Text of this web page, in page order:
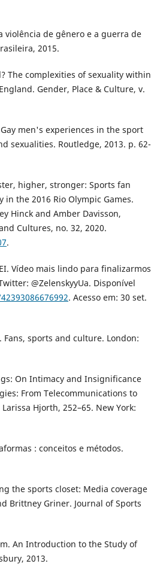
violência de gênero e a guerra de
2015.
The complexities of sexuality within
Gender, Place & Culture, v.
men's experiences in the sport
sexualities. Routledge, 2013. p. 62-
higher, stronger: Sports fan
the 2016 Rio Olympic Games.
Hinck and Amber Davisson,
Cultures, no. 32, 2020.
.
Vídeo mais lindo para finalizarmos
@ZelenskyyUa. Disponível
. Acesso em: 30 set.
Fans, sports and culture. London:
On Intimacy and Insignificance
From Telecommunications to
Hjorth, 252–65. New York:
: conceitos e métodos.
the sports closet: Media coverage
Brittney Griner. Journal of Sports
An Introduction to the Study of
2013.